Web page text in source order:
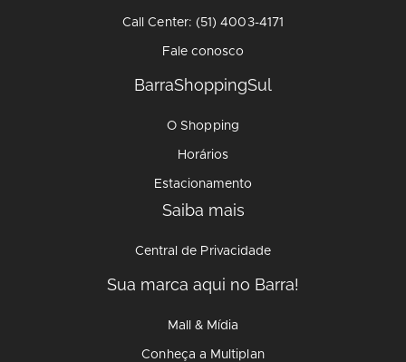
Call Center: (51) 4003-4171
Fale conosco
BarraShoppingSul
O Shopping
Horários
Estacionamento
Saiba mais
Central de Privacidade
Sua marca aqui no Barra!
Mall & Mídia
Conheça a Multiplan